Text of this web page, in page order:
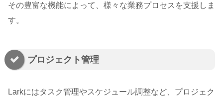
その豊富な機能によって、様々な業務プロセスを支援しま
す。
プロジェクト管理
Larkにはタスク管理やスケジュール調整など、プロジェク